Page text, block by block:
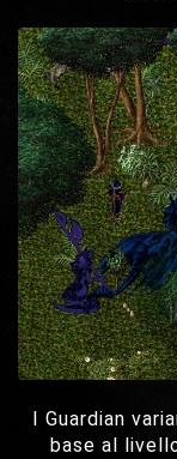
I Guardian
base al